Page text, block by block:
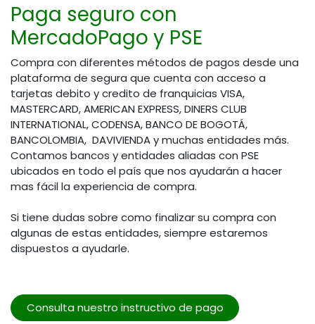
Paga seguro con
MercadoPago y PSE
Compra con diferentes métodos de pagos desde una
plataforma de segura que cuenta con acceso a
tarjetas debito y credito de franquicias VISA,
MASTERCARD, AMERICAN EXPRESS, DINERS CLUB
INTERNATIONAL, CODENSA, BANCO DE BOGOTÁ,
BANCOLOMBIA, DAVIVIENDA y muchas entidades más.
Contamos bancos y entidades aliadas con PSE
ubicados en todo el país que nos ayudarán a hacer
mas fácil la experiencia de compra.
Si tiene dudas sobre como finalizar su compra con
algunas de estas entidades, siempre estaremos
dispuestos a ayudarle.
Consulta nuestro instructivo de pago